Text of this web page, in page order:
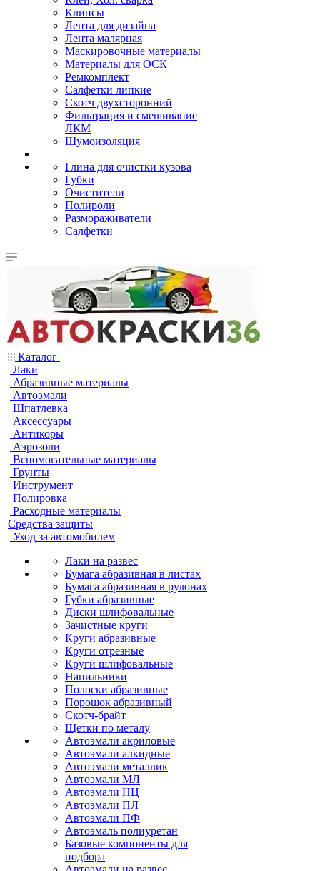
Клипсы
Лента для дизайна
Лента малярная
Маскировочные материалы
Материалы для ОСК
Ремкомплект
Салфетки липкие
Скотч двухсторонний
Фильтрация и смешивание
ЛКМ
Шумоизоляция
Глина для очистки кузова
Губки
Очистители
Полироли
Размораживатели
Салфетки
Каталог
Лаки
Абразивные материалы
Автоэмали
Шпатлевка
Аксессуары
Антикоры
Аэрозоли
Вспомогательные материалы
Грунты
Инструмент
Полировка
Расходные материалы
Средства защиты
Уход за автомобилем
Лаки на развес
Бумага абразивная в листах
Бумага абразивная в рулонах
Губки абразивные
Диски шлифовальные
Зачистные круги
Круги абразивные
Круги отрезные
Круги шлифовальные
Напильники
Полоски абразивные
Порошок абразивный
Скотч-брайт
Щетки по металу
Автоэмали акриловые
Автоэмали алкидные
Автоэмали металлик
Автоэмали МЛ
Автоэмали НЦ
Автоэмали ПЛ
Автоэмали ПФ
Автоэмаль полиуретан
Базовые компоненты для
подбора